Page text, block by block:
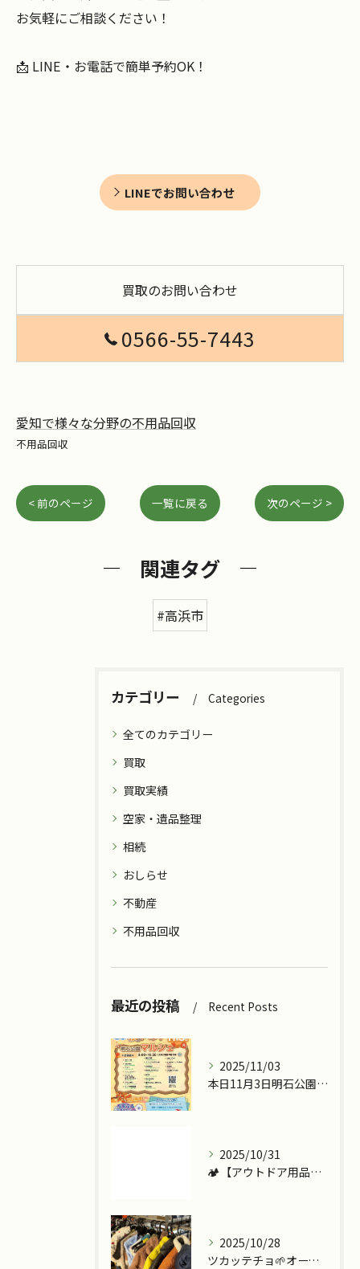
お気軽にご相談ください！
📩 LINE・お電話で簡単予約OK！
LINEでお問い合わせ
買取のお問い合わせ
0566-55-7443
愛知で様々な分野の不用品回収
不用品回収
< 前のページ 一覧に戻る 次のページ >
関連タグ
#高浜市
カテゴリー Categories
全てのカテゴリー
買取
買取実績
空家・遺品整理
相続
おしらせ
不動産
不用品回収
最近の投稿 Recent Posts
2025/11/03
本日11月3日明石公園で『ツカッテチョ』&『モッテコリン』で...
2025/10/31
🏕️【アウトドア用品、今こそ見直しませんか？】
2025/10/28
ツカッテチョ🌱オープンまであと少し💪